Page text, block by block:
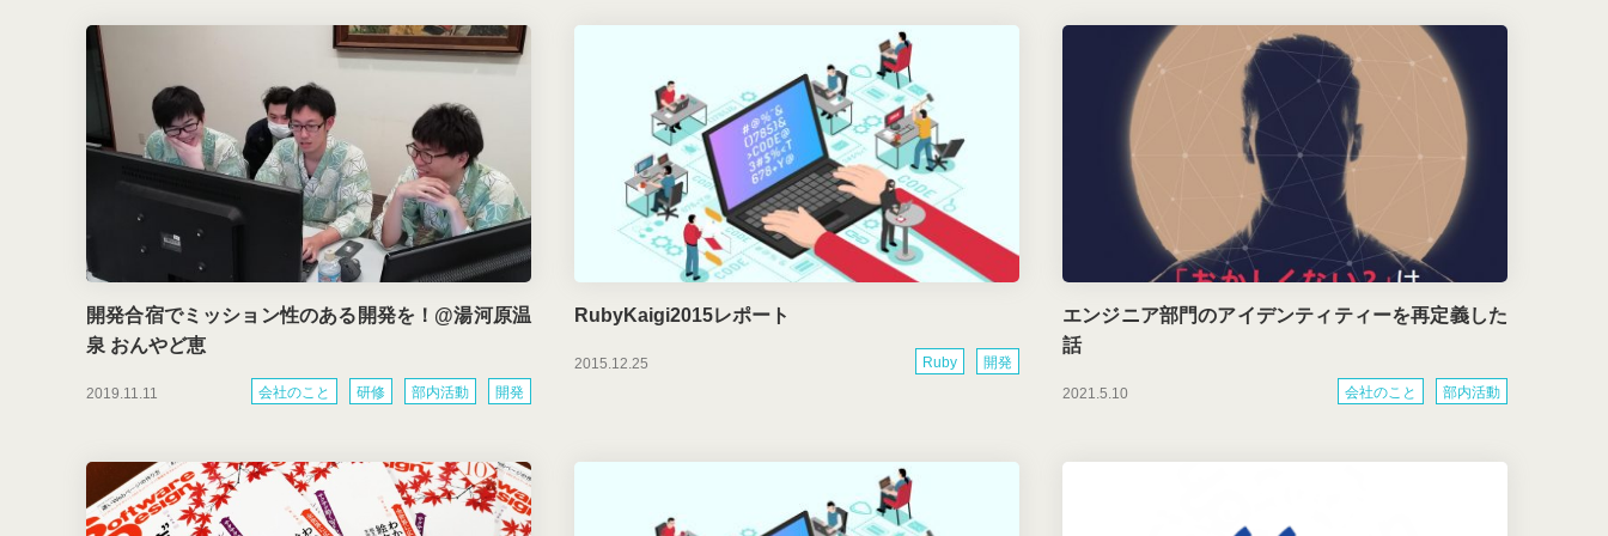
2019.11.11
開発合宿でミッション性のある開発を！@湯河原温
泉 おんやど恵
会社のこと 研修 部内活動 開発
2015.12.25
RubyKaigi2015レポート
Ruby
開発
2021.5.10
エンジニア部門のアイデンティティーを再定義した
話
会社のこと 部内活動